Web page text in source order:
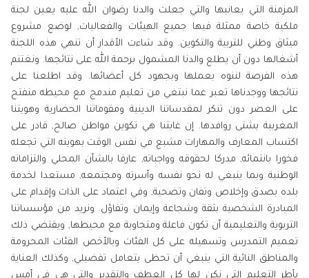
المزمنة التي يعانيها والتي جعلت والدنا رضوان الله عليه يعين لجنة
ملكية خاصة ممثلة فيها جميع الهيئات والفعاليات, لوضع مشروع
ميثاق وطني للتربية والتكوين. وقد شاءت الأقدار أن تنهي هذه اللجنة
أشغالها دون أن يطلع والدنا المشمول برحمة الله على نتائجها. ونغتنم
هذه الفرصة لننوه بعملها وبجهود كل أعضائها. وقد اطلعنا على
نتائجها ووجدناها تعبر عما نبتغي من تعليم مندمج مع محيطه منفتح
على العصر دون تنكر لمقدساتنا الدينية ومقوماتنا الحضارية وهويتنا
المغربية بشتى روافدها. إن غايتنا هي تكوين مواطن صالح, قادر على
اكتساب المعارف والمهارات مشبع في نفس الوقت بهويته التي تجعله
فخورا بانتمائه, مدركا لحقوقه وواجباته, عارفا بالشأن المحلي والتزاماته
الوطنية وبما ينبغي له نحو نفسه وأسرته ومجتمعه, مستعدا لخدمة
بلده بصدق وإخلاص وتفان وتضحية, وفي اعتماد على الذات وإقدام على
المبادرة الشخصية بثقة وشجاعة وإيمان وتفاؤل. ونريد من مؤسساتنا
التربوية والتعليمية أن تكون فاعلة ومتجاوبة مع محيطها, ويقتضي ذلك
تعميم التمدرس وتسهيله على كل الفئات وبالأخص الفئات المحرومة
والمناطق النائية التي ينبغي أن تحظى بتعامل تفضيلي, وكذلك العناية
بأطر التعليم التي نكن لها كل العطف والتقدير والتي هي في أمس